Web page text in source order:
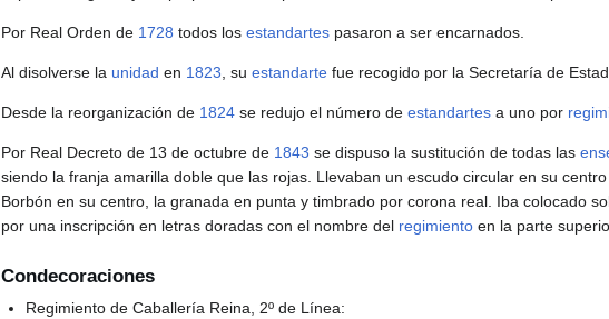
Por Real Orden de 1728 todos los estandartes pasaron a ser encarnados.
Al disolverse la unidad en 1823 , su estandarte fue recogido por la Secretaría de
Desde la reorganización de 1824 se redujo el número de estandartes a uno por
Por Real Decreto de 13 de octubre de 1843 se dispuso la sustitución de todas las
siendo la franja amarilla doble que las rojas. Llevaban un escudo circular en su
Borbón en su centro, la granada en punta y timbrado por corona real. Iba colocado
por una inscripción en letras doradas con el nombre del regimiento en la parte
Condecoraciones
Regimiento de Caballería Reina, 2º de Línea: